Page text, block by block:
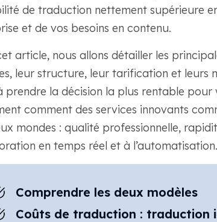
de traduction nettement supérieure
et de vos besoins en contenu.
article, nous allons détailler les
leur structure, leur tarification et leurs
prendre la décision la plus rentable
comment des services innovants
mondes : qualité professionnelle,
en temps réel et à l’automatisation.
Comprendre les deux modèles
Coûts de traduction : traduction